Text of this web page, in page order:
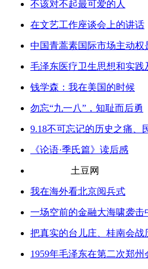
不该对不起最可爱的人
在文艺工作座谈会上的讲话
中国青蒿素国际市场主动权
毛泽东医疗卫生思想和实践
钱学森：我在美国的时候
勿忘“九一八”，知耻而后勇
9.18不可忘记的历史之痛、
《论语·季氏篇》读后感
土豆网
我在海外看北京阅兵式
一场空前的金融大海啸袭击
把真实的台儿庄、桂南会战
1959年毛泽东在第二次郑